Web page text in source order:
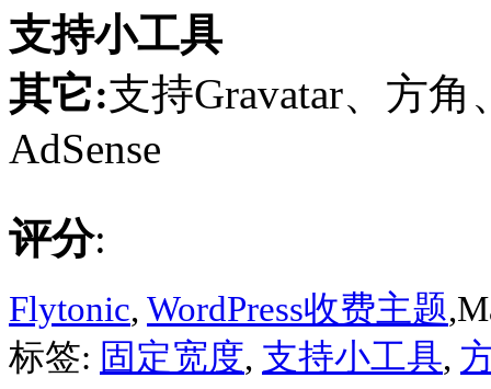
支持小工具
其它:支持Gravatar、方
AdSense
评分:
Flytonic, WordPress收费主题
标签: 固定宽度, 支持小工具,